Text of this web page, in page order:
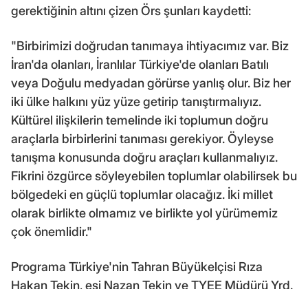
gerektiğinin altını çizen Örs şunları kaydetti:
"Birbirimizi doğrudan tanımaya ihtiyacımız var. Biz
İran'da olanları, İranlılar Türkiye'de olanları Batılı
veya Doğulu medyadan görürse yanlış olur. Biz her
iki ülke halkını yüz yüze getirip tanıştırmalıyız.
Kültürel ilişkilerin temelinde iki toplumun doğru
araçlarla birbirlerini tanıması gerekiyor. Öyleyse
tanışma konusunda doğru araçları kullanmalıyız.
Fikrini özgürce söyleyebilen toplumlar olabilirsek bu
bölgedeki en güçlü toplumlar olacağız. İki millet
olarak birlikte olmamız ve birlikte yol yürümemiz
çok önemlidir."
Programa Türkiye'nin Tahran Büyükelçisi Rıza
Hakan Tekin, eşi Nazan Tekin ve TYEE Müdürü Yrd.